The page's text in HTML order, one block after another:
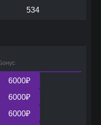
534
Бонус
6000₽
6000₽
6000₽